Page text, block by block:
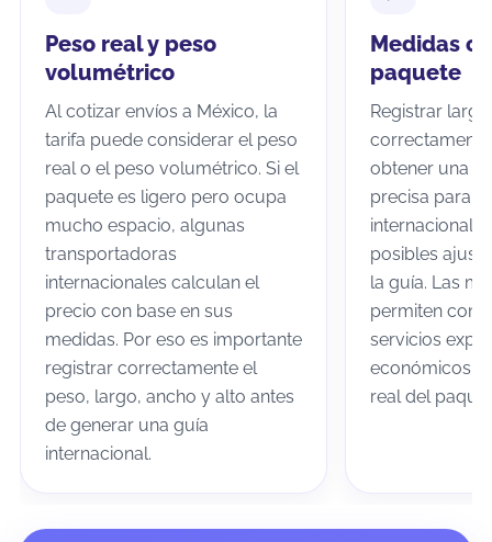
Peso real y peso
volumétrico
Al cotizar envíos a México, la
tarifa puede considerar el peso
real o el peso volumétrico. Si el
paquete es ligero pero ocupa
mucho espacio, algunas
transportadoras
internacionales calculan el
precio con base en sus
medidas. Por eso es importante
registrar correctamente el
peso, largo, ancho y alto antes
de generar una guía
internacional.
Medidas
paquete
Registrar
obtener una
precisa para
internacional
posibles
la guía. Las
permiten
servicios
económicos
real del